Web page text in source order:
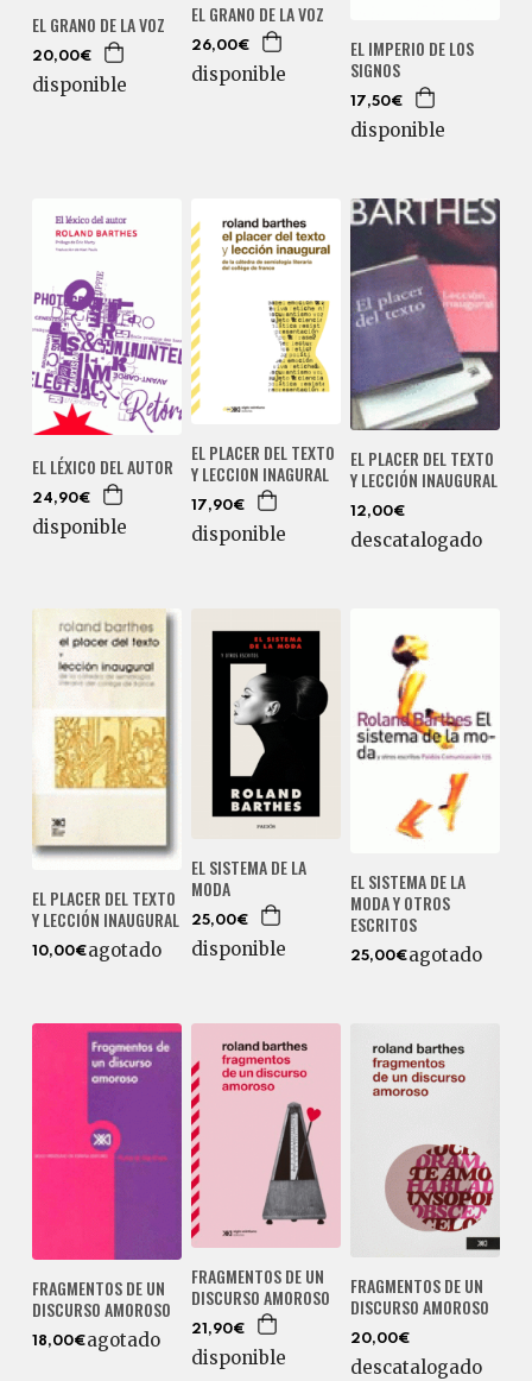
EL GRANO DE LA VOZ
20,00€
disponible
EL GRANO DE LA VOZ
26,00€
disponible
EL IMPERIO DE LOS
SIGNOS
17,50€
disponible
EL LÉXICO DEL AUTOR
24,90€
disponible
EL PLACER DEL TEXTO
Y LECCION INAGURAL
17,90€
disponible
EL PLACER DEL TEXTO
Y LECCIÓN INAUGURAL
12,00€
descatalogado
EL PLACER DEL TEXTO
Y LECCIÓN INAUGURAL
10,00€agotado
EL SISTEMA DE LA
MODA
25,00€
disponible
EL SISTEMA DE LA
MODA Y OTROS
ESCRITOS
25,00€agotado
FRAGMENTOS DE UN
DISCURSO AMOROSO
18,00€agotado
FRAGMENTOS DE UN
DISCURSO AMOROSO
21,90€
disponible
FRAGMENTOS DE UN
DISCURSO AMOROSO
20,00€
descatalogado